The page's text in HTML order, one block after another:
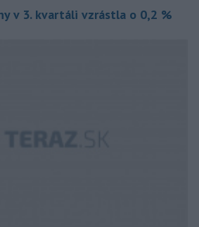
v 3. kvartáli vzrástla o 0,2 %